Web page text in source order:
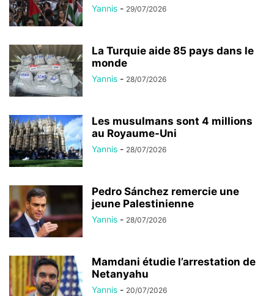
Yannis - 29/07/2026
La Turquie aide 85 pays dans le
monde
Yannis - 28/07/2026
Les musulmans sont 4 millions
au Royaume-Uni
Yannis - 28/07/2026
Pedro Sánchez remercie une
jeune Palestinienne
Yannis - 28/07/2026
Mamdani étudie l’arrestation de
Netanyahu
Yannis - 20/07/2026